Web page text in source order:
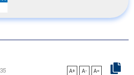
A+ A- A=